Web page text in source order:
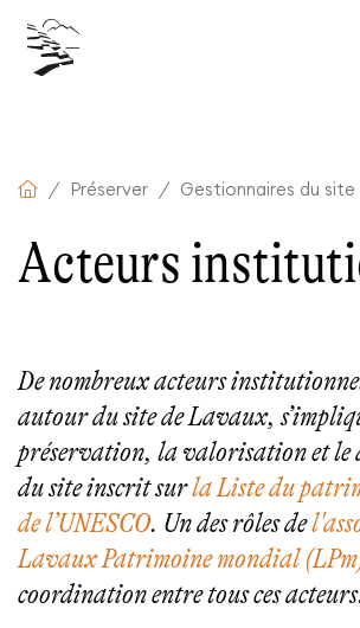
Navigation interne
Menu
Contenu
Pied de page
Préserver Gestionnaires du site
Acteurs
De nombreux acteurs
autour du site de Lavaux,
préservation, la valorisation et le
du site inscrit surla Liste du
de l’UNESCO. Un des rôles de
Lavaux Patrimoine mondial
coordination entre tous ces